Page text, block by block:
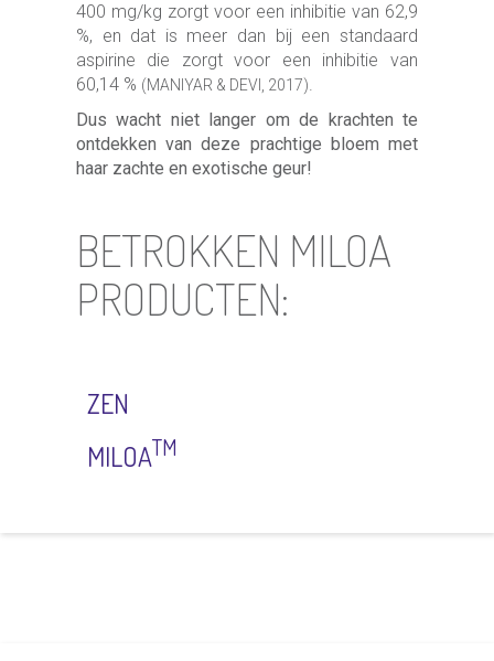
400 mg/kg zorgt voor een inhibitie van 62,9
%, en dat is meer dan bij een standaard
aspirine die zorgt voor een inhibitie van
60,14 % (MANIYAR & DEVI, 2017).
Dus wacht niet langer om de krachten te
ontdekken van deze prachtige bloem met
haar zachte en exotische geur!
BETROKKEN MILOA
PRODUCTEN:
ZEN
MILOATM